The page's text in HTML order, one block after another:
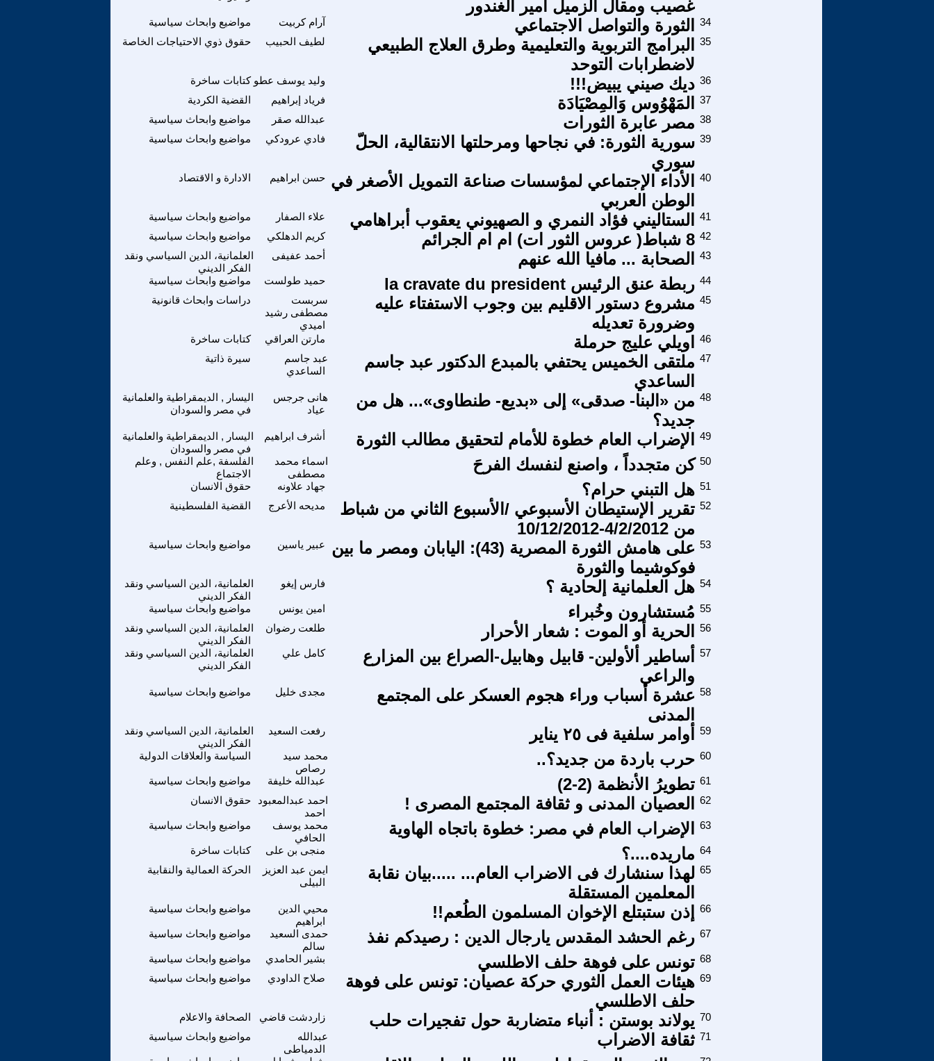
غصيب ومقال الزميل أمير الغندور
مواضيع وابحاث سياسية آرام كربيت الثورة والتواصل الاجتماعي
34
حقوق ذوي الاحتياجات الخاصة
لطيف الحبيب
البرامج التربوية والتعليمية وطرق العلاج الطبيعي
لاضطرابات التوحد
35
كتابات ساخرة وليد يوسف عطو ديك صيني يبيض!!! 36
القضية الكردية
فرياد إبراهيم المَهْوُوس وَالمِصْيَادَة
37
مواضيع وابحاث سياسية
عبدالله صقر مصر عابرة الثورات 38
مواضيع وابحاث سياسية
فادي عرودكي
سورية الثورة: في نجاحها ومرحلتها الانتقالية، الحلّ
سوري
39
الادارة و الاقتصاد حسن ابراهيم الأداء الإجتماعي لمؤسسات صناعة التمويل الأصغر في
الوطن العربي
40
مواضيع وابحاث سياسية علاء الصفار الستاليني فؤاد النمري و الصهيوني يعقوب أبراهامي
41
مواضيع وابحاث سياسية
كريم الدهلكي 8 شباط( عروس الثور ات) ام ام الجرائم 42
العلمانية، الدين السياسي ونقد
الفكر الديني
أحمد عفيفى الصحابة ... مافيا الله عنهم 43
مواضيع وابحاث سياسية حميد طولست ربطة عنق الرئيس la cravate du president 44
دراسات وابحاث قانونية
سربست
مصطفى رشيد
اميدي
مشروع دستور الاقليم بين وجوب الاستفتاء عليه
وضرورة تعديله
45
كتابات ساخرة مارتن العراقي اويلي عليج حرملة
46
سيرة ذاتية
عبد جاسم
الساعدي
ملتقى الخميس يحتفي بالمبدع الدكتور عبد جاسم
الساعدي
47
اليسار , الديمقراطية والعلمانية
في مصر والسودان
هانى جرجس
عياد
من «البنا- صدقى» إلى «بديع- طنطاوى»... هل من
جديد؟
48
اليسار , الديمقراطية والعلمانية
في مصر والسودان
أشرف ابراهيم الإضراب العام خطوة للأمام لتحقيق مطالب الثورة 49
الفلسفة ,علم النفس , وعلم
الاجتماع
اسماء محمد
مصطفى
كن متجدداً ، واصنع لنفسك الفرحَ 50
حقوق الانسان جهاد علاونه هل التبني حرام؟ 51
القضية الفلسطينية
مديحه الأعرج
تقرير الإستيطان الأسبوعي /الأسبوع الثاني من شباط
من 4/2/2012-10/12/2012
52
مواضيع وابحاث سياسية عبير ياسين
على هامش الثورة المصرية (43): اليابان ومصر ما بين
فوكوشيما والثورة
53
العلمانية، الدين السياسي ونقد
الفكر الديني
فارس إيغو هل العلمانية إلحادية ؟ 54
مواضيع وابحاث سياسية امين يونس مُستشارون وخُبراء 55
العلمانية، الدين السياسي ونقد
الفكر الديني
طلعت رضوان الحرية أو الموت : شعار الأحرار 56
العلمانية، الدين السياسي ونقد
الفكر الديني
كامل علي
أساطير ألأولين- قابيل وهابيل-الصراع بين المزارع
والراعي
57
مواضيع وابحاث سياسية مجدى خليل
عشرة أسباب وراء هجوم العسكر على المجتمع
المدنى
58
العلمانية، الدين السياسي ونقد
الفكر الديني
رفعت السعيد أوامر سلفية فى ٢٥ يناير 59
السياسة والعلاقات الدولية
محمد سيد
رصاص
حرب باردة من جديد؟.. 60
مواضيع وابحاث سياسية عبدالله خليفة تطويرُ الأنظمة (2-2) 61
حقوق الانسان
احمد عبدالمعبود
احمد
العصيان المدنى و ثقافة المجتمع المصرى ! 62
مواضيع وابحاث سياسية
محمد يوسف
الحافي
الإضراب العام في مصر: خطوة باتجاه الهاوية 63
كتابات ساخرة منجى بن على ماريده....؟ 64
الحركة العمالية والنقابية
ايمن عبد العزيز
البيلى
لهذا سنشارك فى الاضراب العام... .....بيان نقابة
المعلمين المستقلة
65
مواضيع وابحاث سياسية
محيي الدين
ابراهيم
إذن ستبتلع الإخوان المسلمون الطُعم!! 66
مواضيع وابحاث سياسية
حمدى السعيد
سالم
رغم الحشد المقدس يارجال الدين : رصيدكم نفذ 67
مواضيع وابحاث سياسية بشير الحامدي تونس على فوهة حلف الاطلسي 68
مواضيع وابحاث سياسية
صلاح الداودي
هيئات العمل الثوري حركة عصيان: تونس على فوهة
حلف الاطلسي
69
الصحافة والاعلام زاردشت قاضي يولاند بوستن : أنباء متضاربة حول تفجيرات حلب 70
مواضيع وابحاث سياسية
عبدالله
الدمياطى
ثقافة الاضراب 71